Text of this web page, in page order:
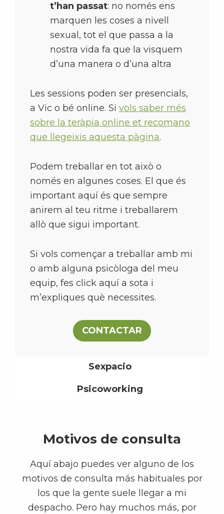
t’han passat: no només ens
marquen les coses a nivell
sexual, tot el que passa a la
nostra vida fa que la visquem
d’una manera o d’una altra
Les sessions poden ser presencials,
a Vic o bé online. Si vols saber més
sobre la teràpia online et recomano
que llegeixis aquesta pàgina.
Podem treballar en tot això o
només en algunes coses. El que és
important aquí és que sempre
anirem al teu ritme i treballarem
allò que sigui important.
Si vols començar a treballar amb mi
o amb alguna psicòloga del meu
equip, fes click aquí a sota i
m’expliques què necessites.
CONTACTAR
Sexpacio
Psicoworking
Motivos de consulta
Aquí abajo puedes ver alguno de los
motivos de consulta más habituales por
los que la gente suele llegar a mi
despacho. Pero hay muchos más, por